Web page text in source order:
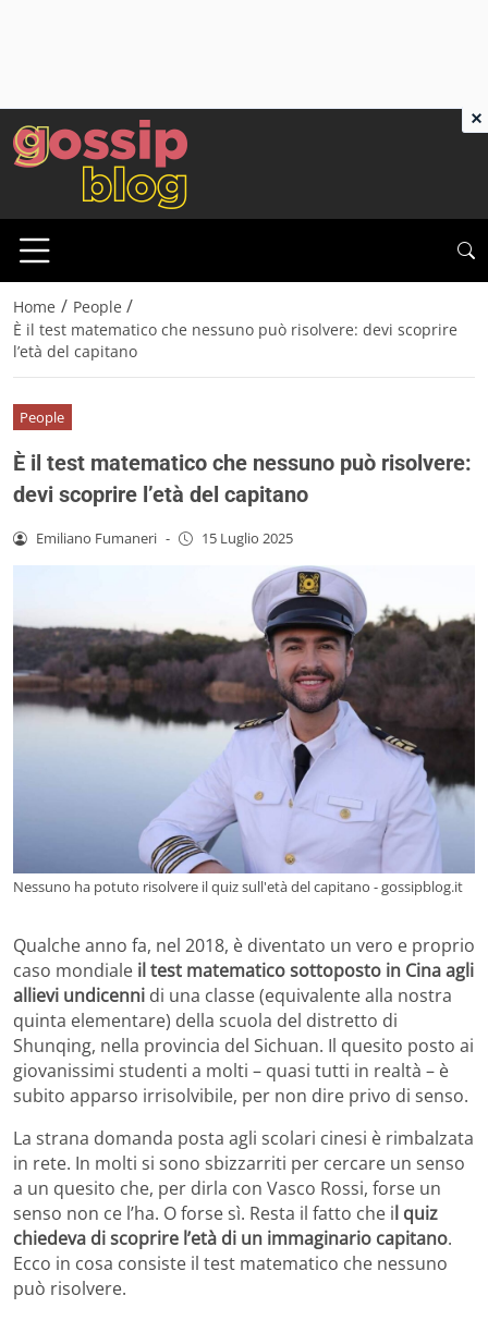
Home / People /
È il test matematico che nessuno può risolvere: devi scoprire
l’età del capitano
People
È il test matematico che nessuno può risolvere:
devi scoprire l’età del capitano
Emiliano Fumaneri - 15 Luglio 2025
Nessuno ha potuto risolvere il quiz sull'età del capitano - gossipblog.it
Qualche anno fa, nel 2018, è diventato un vero e proprio
caso mondiale il test matematico sottoposto in Cina agli
allievi undicenni di una classe (equivalente alla nostra
quinta elementare) della scuola del distretto di
Shunqing, nella provincia del Sichuan. Il quesito posto ai
giovanissimi studenti a molti – quasi tutti in realtà – è
subito apparso irrisolvibile, per non dire privo di senso.
La strana domanda posta agli scolari cinesi è rimbalzata
in rete. In molti si sono sbizzarriti per cercare un senso
a un quesito che, per dirla con Vasco Rossi, forse un
senso non ce l’ha. O forse sì. Resta il fatto che il quiz
chiedeva di scoprire l’età di un immaginario capitano.
Ecco in cosa consiste il test matematico che nessuno
può risolvere.
×